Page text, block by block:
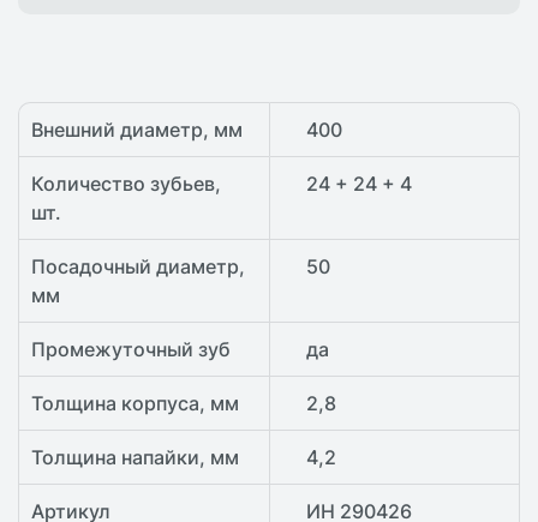
Внешний диаметр, мм 400
Количество зубьев,
шт.
24 + 24 + 4
Посадочный диаметр,
мм
50
Промежуточный зуб да
Толщина корпуса, мм 2,8
Толщина напайки, мм 4,2
Артикул ИН 290426